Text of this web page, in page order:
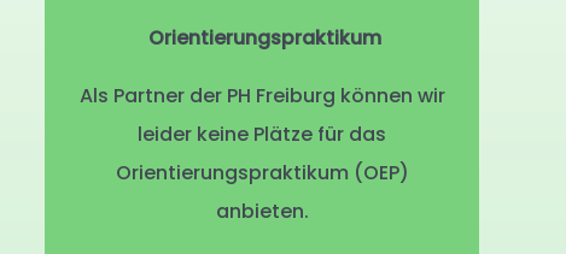
Orientierungspraktikum
Als Partner der PH Freiburg können wir
leider keine Plätze für das
Orientierungspraktikum (OEP)
anbieten.